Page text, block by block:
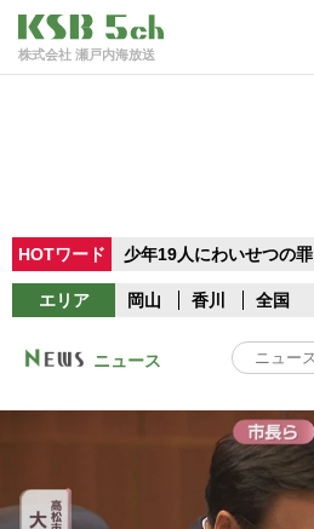
株式会社 瀬戸内海放送
HOTワード 少年19人にわいせつの罪
エリア 岡山 香川 全国
ニュース